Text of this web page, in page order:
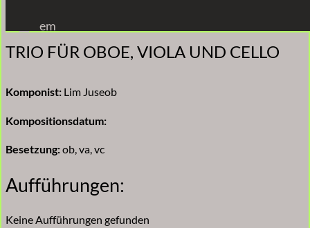
Inhalt
springen
em
TRIO FÜR OBOE, VIOLA UND CELLO
Komponist: Lim Juseob
Kompositionsdatum:
Besetzung:ob, va, vc
Aufführungen:
Keine Aufführungen gefunden